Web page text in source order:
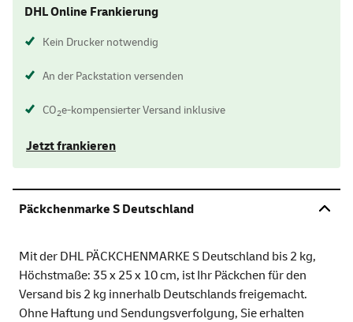
DHL Online Frankierung
Kein Drucker notwendig
An der Packstation versenden
CO2e-kompensierter Versand inklusive
Jetzt frankieren
Päckchenmarke S Deutschland
Mit der DHL PÄCKCHENMARKE S Deutschland bis 2 kg,
Höchstmaße: 35 x 25 x 10 cm, ist Ihr Päckchen für den
Versand bis 2 kg innerhalb Deutschlands freigemacht.
Ohne Haftung und Sendungsverfolgung, Sie erhalten